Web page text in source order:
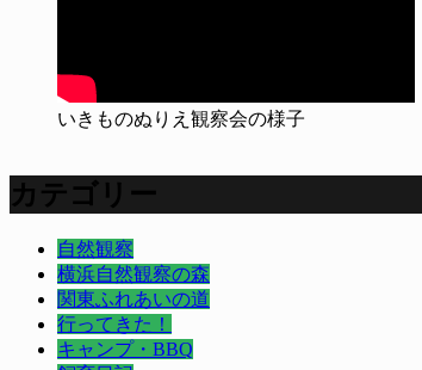
いきものぬりえ観察会の様子
カテゴリー
自然観察
横浜自然観察の森
関東ふれあいの道
行ってきた！
キャンプ・BBQ